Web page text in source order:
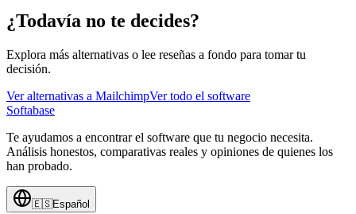
¿Todavía no te decides?
Explora más alternativas o lee reseñas a fondo para tomar tu
decisión.
Ver alternativas a MailchimpVer todo el software
Softabase
Te ayudamos a encontrar el software que tu negocio necesita.
Análisis honestos, comparativas reales y opiniones de quienes los
han probado.
🇪🇸Español